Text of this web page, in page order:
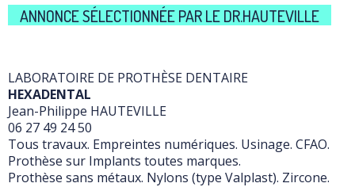
ANNONCE SÉLECTIONNÉE PAR LE DR.HAUTEVILLE
LABORATOIRE DE PROTHÈSE DENTAIRE
HEXADENTAL
Jean-Philippe HAUTEVILLE
06 27 49 24 50
Tous travaux. Empreintes numériques. Usinage. CFAO.
Prothèse sur Implants toutes marques.
Prothèse sans métaux. Nylons (type Valplast). Zircone.